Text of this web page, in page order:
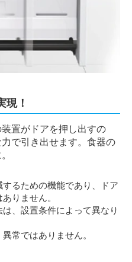
現！
置がドアを押し出すの
で引き出せます。食器の
するための機能であり、ドア
りません。
、設置条件によって異なり
常ではありません。